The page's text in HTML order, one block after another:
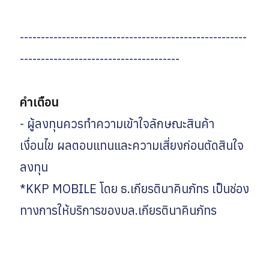
------------------------------------------------------
--------------------------------------
คำเตือน
- ผู้ลงทุนควรทำความเข้าใจลักษณะสินค้า
เงื่อนไข ผลตอบแทนและความเสี่ยงก่อนตัดสินใจ
ลงทุน
*KKP MOBILE โดย ธ.เกียรตินาคินภัทร เป็นช่อง
ทางการให้บริการของบล.เกียรตินาคินภัทร